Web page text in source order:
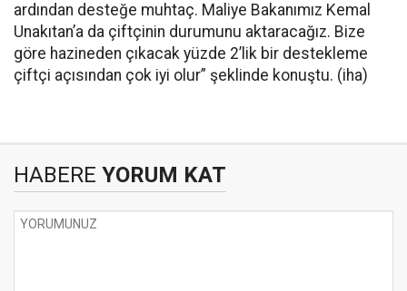
ardından desteğe muhtaç. Maliye Bakanımız Kemal
Unakıtan’a da çiftçinin durumunu aktaracağız. Bize
göre hazineden çıkacak yüzde 2’lik bir destekleme
çiftçi açısından çok iyi olur” şeklinde konuştu. (iha)
HABERE YORUM KAT